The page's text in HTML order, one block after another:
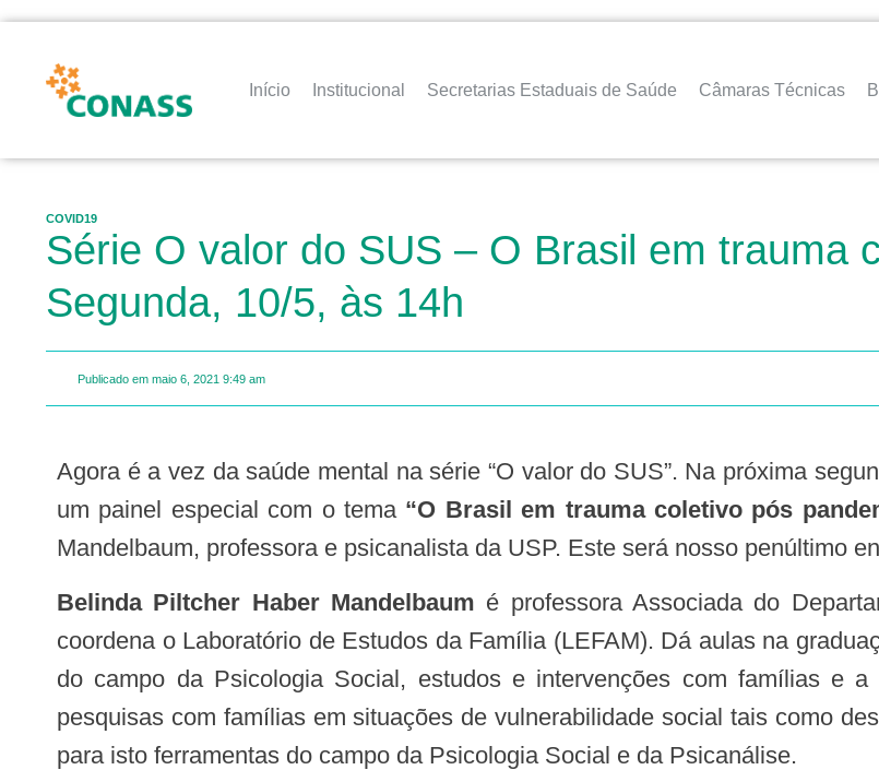
Início Institucional Secretarias Estaduais de Saúde Câmaras Técnicas
COVID19
Série O valor do SUS – O Brasil em trauma
Segunda, 10/5, às 14h
Publicado em maio 6, 2021 9:49 am
Agora é a vez da saúde mental na série “O valor do SUS”. Na próxima segunda, dia 10, a Plataforma Região e Redes promove
um painel especial com o tema “O Brasil em trauma coletivo pós
Mandelbaum, professora e psicanalista da USP. Este será nosso penúltimo
Belinda Piltcher Haber Mandelbaum é professora Associada do
coordena o Laboratório de Estudos da Família (LEFAM). Dá aulas na
do campo da Psicologia Social, estudos e intervenções com famílias e
pesquisas com famílias em situações de vulnerabilidade social tais como
para isto ferramentas do campo da Psicologia Social e da Psicanálise.